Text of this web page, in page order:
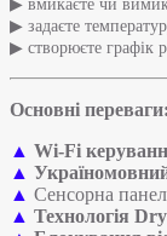
▶ вмикаєте чи
▶ задаєте
▶ створюєте графік
Основні переваги:
▲ Wi-Fi
▲
▲ Сенсорна
▲ Технологія